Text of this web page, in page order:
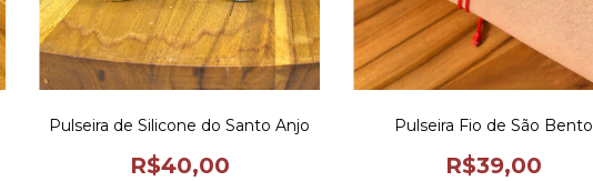
Pulseira de Silicone do Santo Anjo
R$40,00
Pulseira Fio de São Bento
R$39,00